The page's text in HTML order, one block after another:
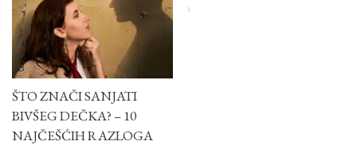
B
ŠTO ZNAČI SANJATI
BIVŠEG DEČKA? – 10
NAJČEŠĆIH RAZLOGA